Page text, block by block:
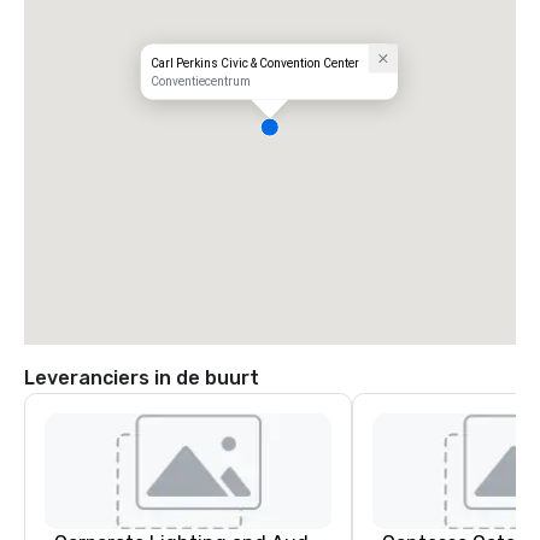
Carl Perkins Civic & Convention Center
Conventiecentrum
Leveranciers in de buurt